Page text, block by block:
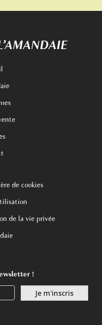
de cookies
de la vie privée
!